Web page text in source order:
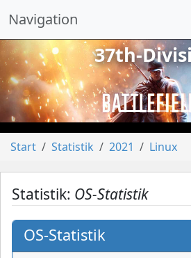
Navigation
vorheriges
37th-
Start Statistik 2021 Linux
Statistik: OS-Statistik
OS-Statistik